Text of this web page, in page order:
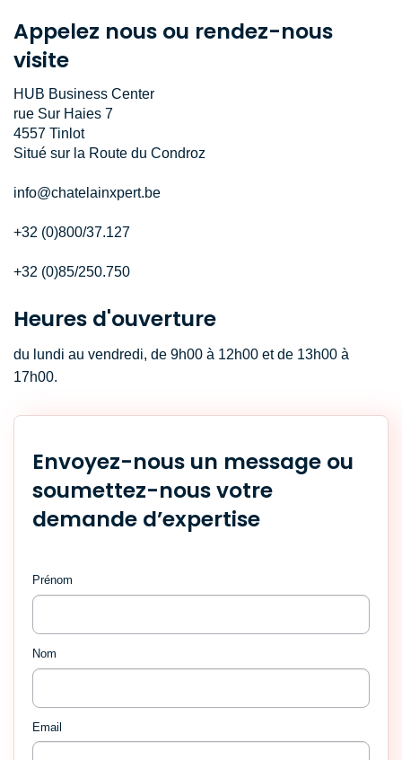
Appelez nous ou rendez-nous
visite
HUB Business Center
rue Sur Haies 7
4557 Tinlot
Situé sur la Route du Condroz
info@chatelainxpert.be
+32 (0)800/37.127
+32 (0)85/250.750
Heures d'ouverture
du lundi au vendredi, de 9h00 à 12h00 et de 13h00 à
17h00.
Envoyez-nous un message ou
soumettez-nous votre
demande d’expertise
Prénom
Nom
Email